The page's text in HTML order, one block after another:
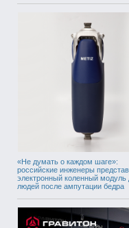
«Не думать о каждом шаге»:
российские инженеры
электронный коленный модуль
людей после ампутации бедра